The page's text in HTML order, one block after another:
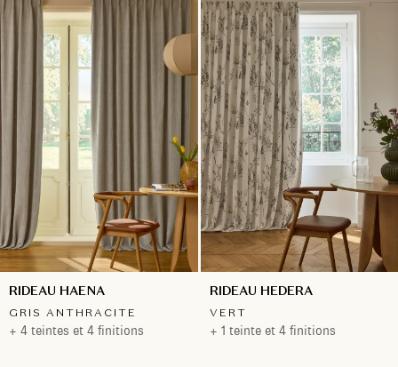
RIDEAU HAENA
GRIS ANTHRACITE
+ 4 teintes et 4 finitions
RIDEAU HEDERA
VERT
+ 1 teinte et 4 finitions